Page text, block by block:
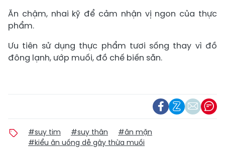
Ăn chậm, nhai kỹ để cảm nhận vị ngon của thực
phẩm.
Ưu tiên sử dụng thực phẩm tươi sống thay vì đồ
đông lạnh, ướp muối, đồ chế biến sẵn.
#suy tim #suy thân
#ăn mặn
#kiểu ăn uống dễ gây thừa muối